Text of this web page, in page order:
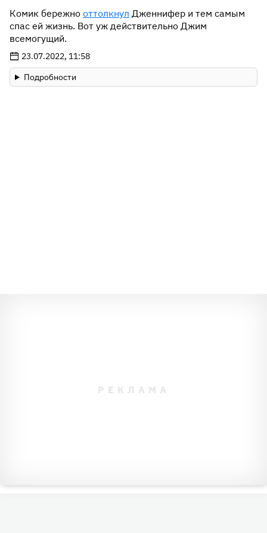
Комик бережно оттолкнул Дженнифер и тем самым
спас ей жизнь. Вот уж действительно Джим
всемогущий.
23.07.2022, 11:58
Подробности